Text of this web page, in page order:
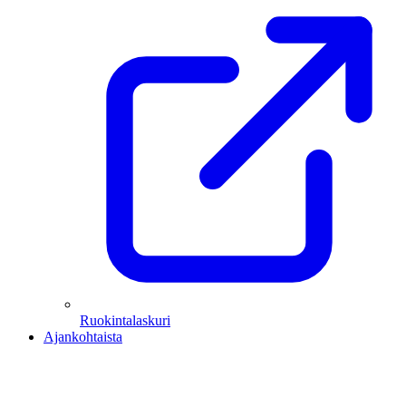
Ruokintalaskuri
Ajankohtaista